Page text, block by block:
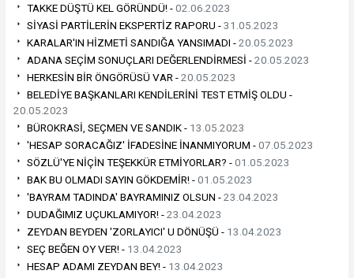
TAKKE DÜŞTÜ KEL GÖRÜNDÜ! -02.06.2023
SİYASİ PARTİLERİN EKSPERTİZ RAPORU -31.05.2023
KARALAR'IN HİZMETİ SANDIĞA YANSIMADI -20.05.2023
ADANA SEÇİM SONUÇLARI DEĞERLENDİRMESİ -20.05.2023
HERKESİN BİR ÖNGÖRÜSÜ VAR -20.05.2023
BELEDİYE BAŞKANLARI KENDİLERİNİ TEST ETMİŞ OLDU -
20.05.2023
BÜROKRASİ, SEÇMEN VE SANDIK - 13.05.2023
'HESAP SORACAĞIZ' İFADESİNE İNANMIYORUM -07.05.2023
SÖZLÜ'YE NİÇİN TEŞEKKÜR ETMİYORLAR? -01.05.2023
BAK BU OLMADI SAYIN GÖKDEMİR! -01.05.2023
'BAYRAM TADINDA' BAYRAMINIZ OLSUN -23.04.2023
DUDAĞIMIZ UÇUKLAMIYOR! -23.04.2023
ZEYDAN BEYDEN 'ZORLAYICI' U DÖNÜŞÜ - 13.04.2023
SEÇ BEĞEN OY VER! - 13.04.2023
HESAP ADAMI ZEYDAN BEY! - 13.04.2023